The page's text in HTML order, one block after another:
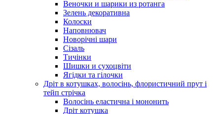
Веночки и шарики из ротанга
Зелень декоративна
Колоски
Наповнювач
Новорічні шари
Сізаль
Тичінки
Шишки и сухоцвіти
Ягідки та гілочки
Дріт в котушках, волосінь, флористичний прут і
тейп стрічка
Волосінь еластична і мононить
Дріт котушка